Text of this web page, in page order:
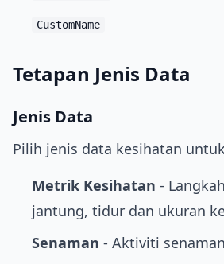
CustomName
Tetapan Jenis Data
Jenis Data
Pilih jenis data kesihatan
Metrik Kesihatan -
jantung, tidur dan ukuran
Senaman - Aktiviti